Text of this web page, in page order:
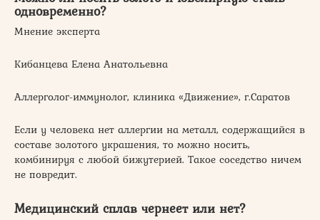
одновременно?
Мнение эксперта
Кибанцева Елена Анатольевна
Аллерголог-иммунолог, клиника «Движение», г.Саратов
Если у человека нет аллергии на металл, содержащийся в
составе золотого украшения, то можно носить,
комбинируя с любой бижутерией. Такое соседство ничем
не повредит.
Медицинский сплав чернеет или нет?